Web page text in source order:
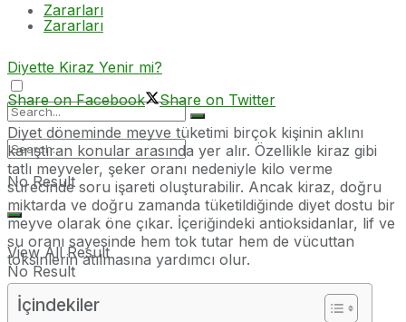
Zararları
No Result
View All Result
Zararları
No Result
Diyette Kiraz Yenir mi?
Share on Facebook
Share on Twitter
Diyet döneminde meyve tüketimi birçok kişinin aklını
karıştıran konular arasında yer alır. Özellikle kiraz gibi
tatlı meyveler, şeker oranı nedeniyle kilo verme
sürecinde soru işareti oluşturabilir. Ancak kiraz, doğru
miktarda ve doğru zamanda tüketildiğinde diyet dostu bir
meyve olarak öne çıkar. İçeriğindeki antioksidanlar, lif ve
su oranı sayesinde hem tok tutar hem de vücuttan
toksinlerin atılmasına yardımcı olur.
İçindekiler